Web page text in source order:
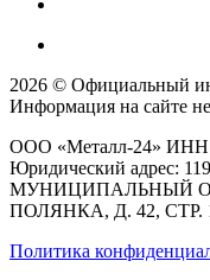
2026 © Официальный
Информация на сайте
ООО «Металл-24» ИНН
Юридический адрес:
МУНИЦИПАЛЬНЫЙ
ПОЛЯНКА, Д. 42,
Политика